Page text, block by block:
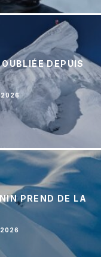
DEPUIS
PREND DE LA